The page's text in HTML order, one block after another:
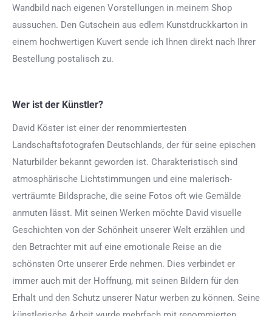
Wandbild nach eigenen Vorstellungen in meinem Shop
aussuchen. Den Gutschein aus edlem Kunstdruckkarton in
einem hochwertigen Kuvert sende ich Ihnen direkt nach Ihrer
Bestellung postalisch zu.
Wer ist der Künstler?
David Köster ist einer der renommiertesten
Landschaftsfotografen Deutschlands, der für seine epischen
Naturbilder bekannt geworden ist. Charakteristisch sind
atmosphärische Lichtstimmungen und eine malerisch-
verträumte Bildsprache, die seine Fotos oft wie Gemälde
anmuten lässt. Mit seinen Werken möchte David visuelle
Geschichten von der Schönheit unserer Welt erzählen und
den Betrachter mit auf eine emotionale Reise an die
schönsten Orte unserer Erde nehmen. Dies verbindet er
immer auch mit der Hoffnung, mit seinen Bildern für den
Erhalt und den Schutz unserer Natur werben zu können. Seine